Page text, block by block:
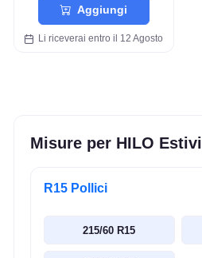
Aggiungi
Li riceverai entro il 12 Agosto
Misure per HILO Estivi
R15 Pollici
215/60 R15